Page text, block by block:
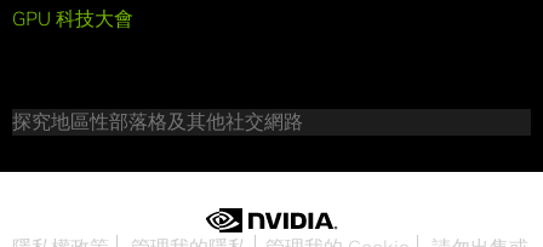
GPU 科技大會
探究地區性部落格及其他社交網路